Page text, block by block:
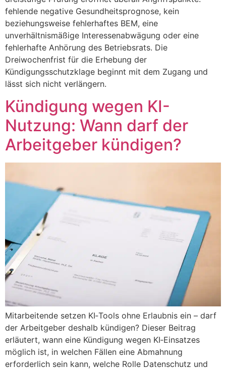
fehlende negative Gesundheitsprognose, kein
beziehungsweise fehlerhaftes BEM, eine
unverhältnismäßige Interessenabwägung oder eine
fehlerhafte Anhörung des Betriebsrats. Die
Dreiwochenfrist für die Erhebung der
Kündigungsschutzklage beginnt mit dem Zugang und
lässt sich nicht verlängern.
Kündigung wegen KI-
Nutzung: Wann darf der
Arbeitgeber kündigen?
Mitarbeitende setzen KI‑Tools ohne Erlaubnis ein – darf
der Arbeitgeber deshalb kündigen? Dieser Beitrag
erläutert, wann eine Kündigung wegen KI‑Einsatzes
möglich ist, in welchen Fällen eine Abmahnung
erforderlich sein kann, welche Rolle Datenschutz und